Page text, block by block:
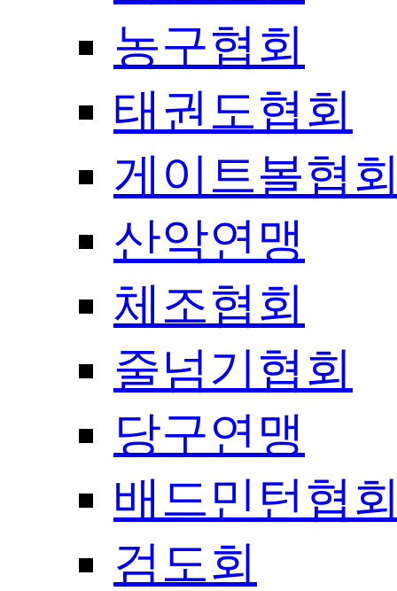
농구협회
태권도협회
게이트볼협
산악연맹
체조협회
줄넘기협회
당구연맹
배드민턴협
검도회